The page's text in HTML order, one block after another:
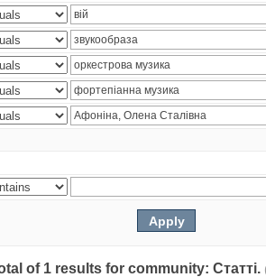
of 1 results for community: Статті.